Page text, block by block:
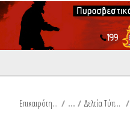
Επικαιρότητα / Δελτία Τύπου /